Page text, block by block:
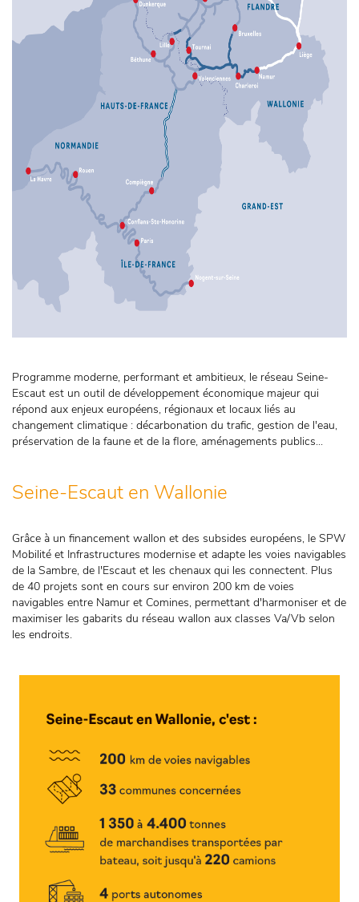
Programme moderne, performant et ambitieux, le réseau Seine-
Escaut est un outil de développement économique majeur qui
répond aux enjeux européens, régionaux et locaux liés au
changement climatique : décarbonation du trafic, gestion de l'eau,
préservation de la faune et de la flore, aménagements publics...
Seine-Escaut en Wallonie
Grâce à un financement wallon et des subsides européens, le SPW
Mobilité et Infrastructures modernise et adapte les voies navigables
de la Sambre, de l'Escaut et les chenaux qui les connectent. Plus
de 40 projets sont en cours sur environ 200 km de voies
navigables entre Namur et Comines, permettant d'harmoniser et de
maximiser les gabarits du réseau wallon aux classes Va/Vb selon
les endroits.